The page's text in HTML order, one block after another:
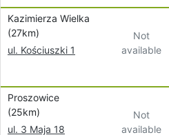
Kazimierza Wielka
(27km)
ul. Kościuszki 1
Not
available
Proszowice
(25km)
ul. 3 Maja 18
Not
available